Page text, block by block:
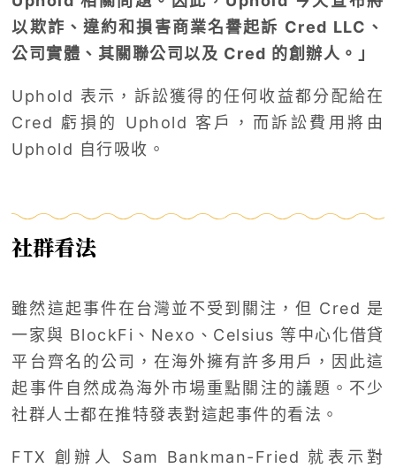
以欺詐、違約和損害商業名譽起訴 Cred LLC、
公司實體、其關聯公司以及 Cred 的創辦人。」
Uphold 表示，訴訟獲得的任何收益都分配給在
Cred 虧損的 Uphold 客戶，而訴訟費用將由
Uphold 自行吸收。
社群看法
雖然這起事件在台灣並不受到關注，但 Cred 是
一家與 BlockFi、Nexo、Celsius 等中心化借貸
平台齊名的公司，在海外擁有許多用戶，因此這
起事件自然成為海外市場重點關注的議題。不少
社群人士都在推特發表對這起事件的看法。
FTX 創辦人 Sam Bankman-Fried 就表示對